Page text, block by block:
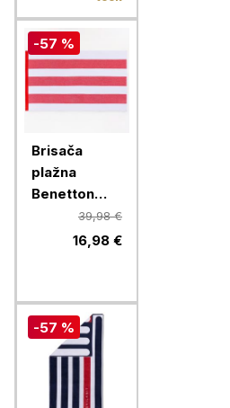
-57 %
Brisača
plažna
Benetton
90x160 cm,
rdeče-bela,
39,98 €
16,98 €
-57 %